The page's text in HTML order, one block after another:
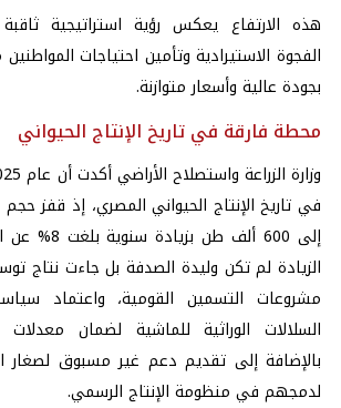
هذه الارتفاع يعكس رؤية استراتيجية
الفجوة الاستيرادية وتأمين احتياجات المواطنين
بجودة عالية وأسعار متوازنة.
محطة فارقة في تاريخ الإنتاج الحيواني
في تاريخ الإنتاج الحيواني المصري، إذ قفز
إلى 600 ألف
الزيادة لم تكن وليدة الصدفة بل جاءت نتاج
مشروعات التسمين القومية، واعتماد
السلالات الوراثية للماشية لضمان
بالإضافة إلى تقديم دعم غير مسبوق لصغار
لدمجهم في منظومة الإنتاج الرسمي.